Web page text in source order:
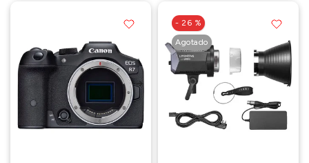
- 26 %
Agotado